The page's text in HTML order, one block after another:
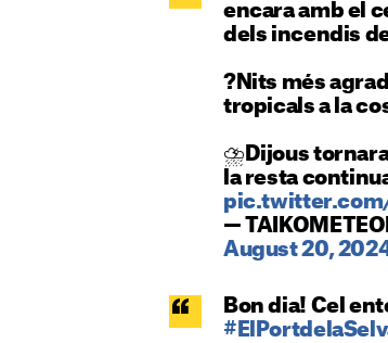
encara amb el
dels incendis
?️Nits més
tropicals a la
⛈️Dijous
la resta
—
August 20,
Bon dia! Cel